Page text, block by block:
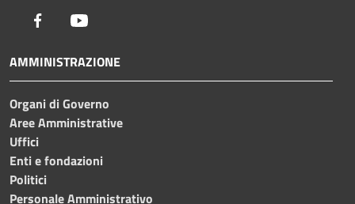
Facebook
AMMINISTRAZIONE
Organi di Governo
Aree Amministrative
Uffici
Enti e fondazioni
Politici
Personale Amministrativo